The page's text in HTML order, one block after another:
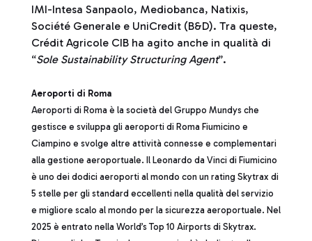
IMI-Intesa Sanpaolo, Mediobanca, Natixis,
Société Generale e UniCredit (B&D). Tra queste,
Crédit Agricole CIB ha agito anche in qualità di
“Sole Sustainability Structuring Agent”.
Aeroporti di Roma
Aeroporti di Roma è la società del Gruppo Mundys che
gestisce e sviluppa gli aeroporti di Roma Fiumicino e
Ciampino e svolge altre attività connesse e complementari
alla gestione aeroportuale. Il Leonardo da Vinci di Fiumicino
è uno dei dodici aeroporti al mondo con un rating Skytrax di
5 stelle per gli standard eccellenti nella qualità del servizio
e migliore scalo al mondo per la sicurezza aeroportuale. Nel
2025 è entrato nella World’s Top 10 Airports di Skytrax.